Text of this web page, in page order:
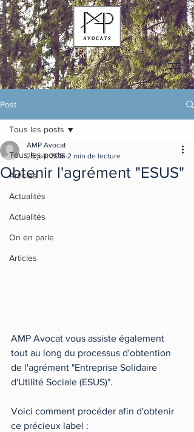
Post
Tous les posts
Articles
Actualités
Actualités
On en parle
Articles
Tous les posts
Obtenir l'agrément "ESUS"
AMP Avocat
25 juil. 2016 2 min de lecture
AMP Avocat vous assiste également
tout au long du processus d'obtention
de l'agrément "Entreprise Solidaire
d'Utilité Sociale (ESUS)".
Voici comment procéder afin d'obtenir
ce précieux label :